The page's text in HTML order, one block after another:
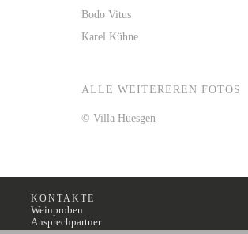
Bodo Vitus
Karel Kühne
ALLE WEITEREREN FOTOS
© Villa Huesgen
KONTAKTE
Weinproben
Ansprechpartner